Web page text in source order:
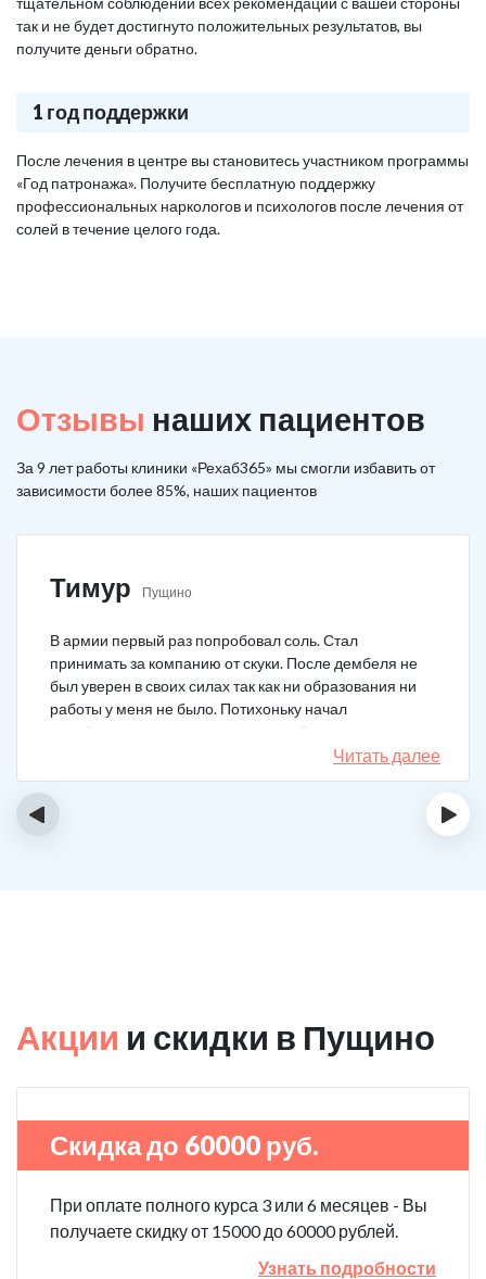
так и не будет достигнуто положительных результатов, вы
получите деньги обратно.
1 год поддержки
После лечения в центре вы становитесь участником программы
«Год патронажа». Получите бесплатную поддержку
профессиональных наркологов и психологов после лечения от
солей в течение целого года.
Отзывы наших пациентов
За 9 лет работы клиники «Рехаб365» мы смогли избавить от
зависимости более 85%, наших пациентов
Тимур Пущино
В армии первый раз попробовал соль. Стал
принимать за компанию от скуки. После дембеля не
был уверен в своих силах так как ни образования ни
работы у меня не было. Потихоньку начал
зарабатывать и тратить их на соль. Спустя год завел
девушку и ей не нравилось мое пристрастие к
наркотикам. Пошел на лечение, чтобы ее не потерять.
Читать далее
‹ ›
Акции и скидки в Пущино
Скидка до 60000 руб.
При оплате полного курса 3 или 6 месяцев - Вы
получаете скидку от 15000 до 60000 рублей.
Узнать подробности